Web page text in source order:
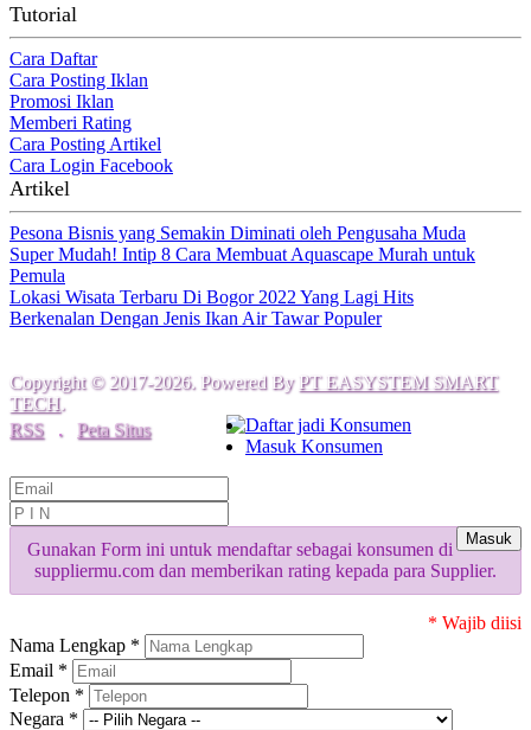
Tutorial
Cara Daftar
Cara Posting Iklan
Promosi Iklan
Memberi Rating
Cara Posting Artikel
Cara Login Facebook
Artikel
Pesona Bisnis yang Semakin Diminati oleh Pengusaha Muda
Super Mudah! Intip 8 Cara Membuat Aquascape Murah untuk
Pemula
Lokasi Wisata Terbaru Di Bogor 2022 Yang Lagi Hits
Berkenalan Dengan Jenis Ikan Air Tawar Populer
Copyright © 2017-2026. Powered By PT EASYSTEM SMART
TECH.
RSS
. Peta Situs
Daftar jadi Konsumen
Masuk Konsumen
Masuk
Gunakan Form ini untuk mendaftar sebagai konsumen di
suppliermu.com dan memberikan rating kepada para Supplier.
* Wajib diisi
Nama Lengkap *
Email *
Telepon *
Negara *